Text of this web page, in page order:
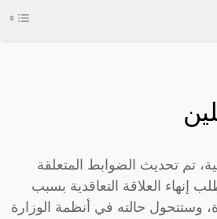
تم تحديث الضوابط المتعلقة
العلاقة التعاقدية بسبب
وستتحول حالته في أنظمة الوزارة